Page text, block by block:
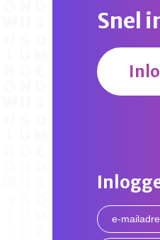
Snel